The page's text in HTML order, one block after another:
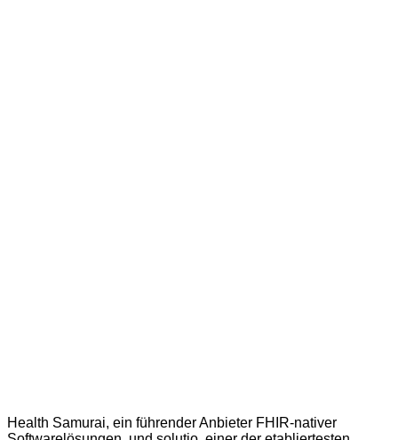
Health Samurai, ein führender Anbieter FHIR-nativer